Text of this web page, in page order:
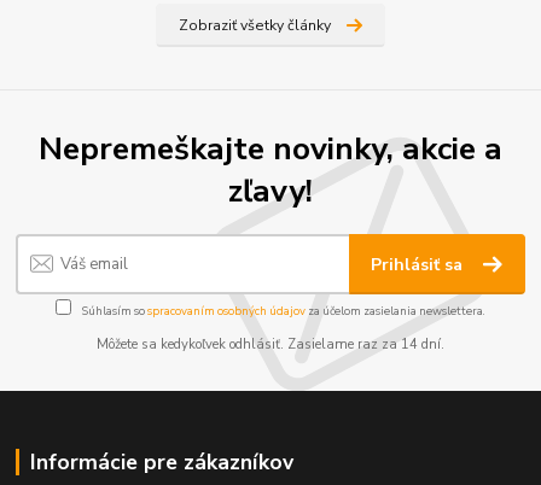
Zobraziť všetky články
Nepremeškajte novinky, akcie a
zľavy!
Prihlásiť sa
Súhlasím sospracovaním osobných údajov za účelom zasielania newslettera.
Môžete sa kedykoľvek odhlásiť. Zasielame raz za 14 dní.
Informácie pre zákazníkov